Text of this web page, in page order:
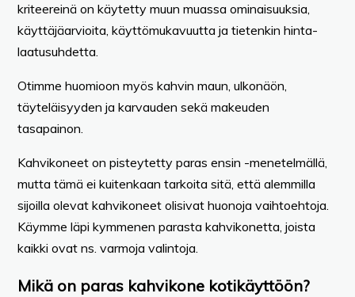
kriteereinä on käytetty muun muassa ominaisuuksia,
käyttäjäarvioita, käyttömukavuutta ja tietenkin hinta-
laatusuhdetta.
Otimme huomioon myös kahvin maun, ulkonäön,
täyteläisyyden ja karvauden sekä makeuden
tasapainon.
Kahvikoneet on pisteytetty paras ensin -menetelmällä,
mutta tämä ei kuitenkaan tarkoita sitä, että alemmilla
sijoilla olevat kahvikoneet olisivat huonoja vaihtoehtoja.
Käymme läpi kymmenen parasta kahvikonetta, joista
kaikki ovat ns. varmoja valintoja.
Mikä on paras kahvikone kotikäyttöön?